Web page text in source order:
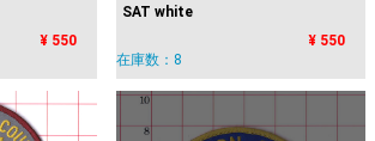
¥ 550
SAT white
¥ 550
在庫数：8